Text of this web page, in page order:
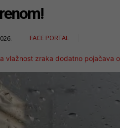
FACE PORTAL
vlažnost zraka dodatno pojačava